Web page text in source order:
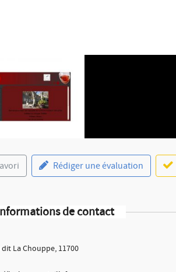
Rédiger une évaluation
de contact
dit La Chouppe, 11700